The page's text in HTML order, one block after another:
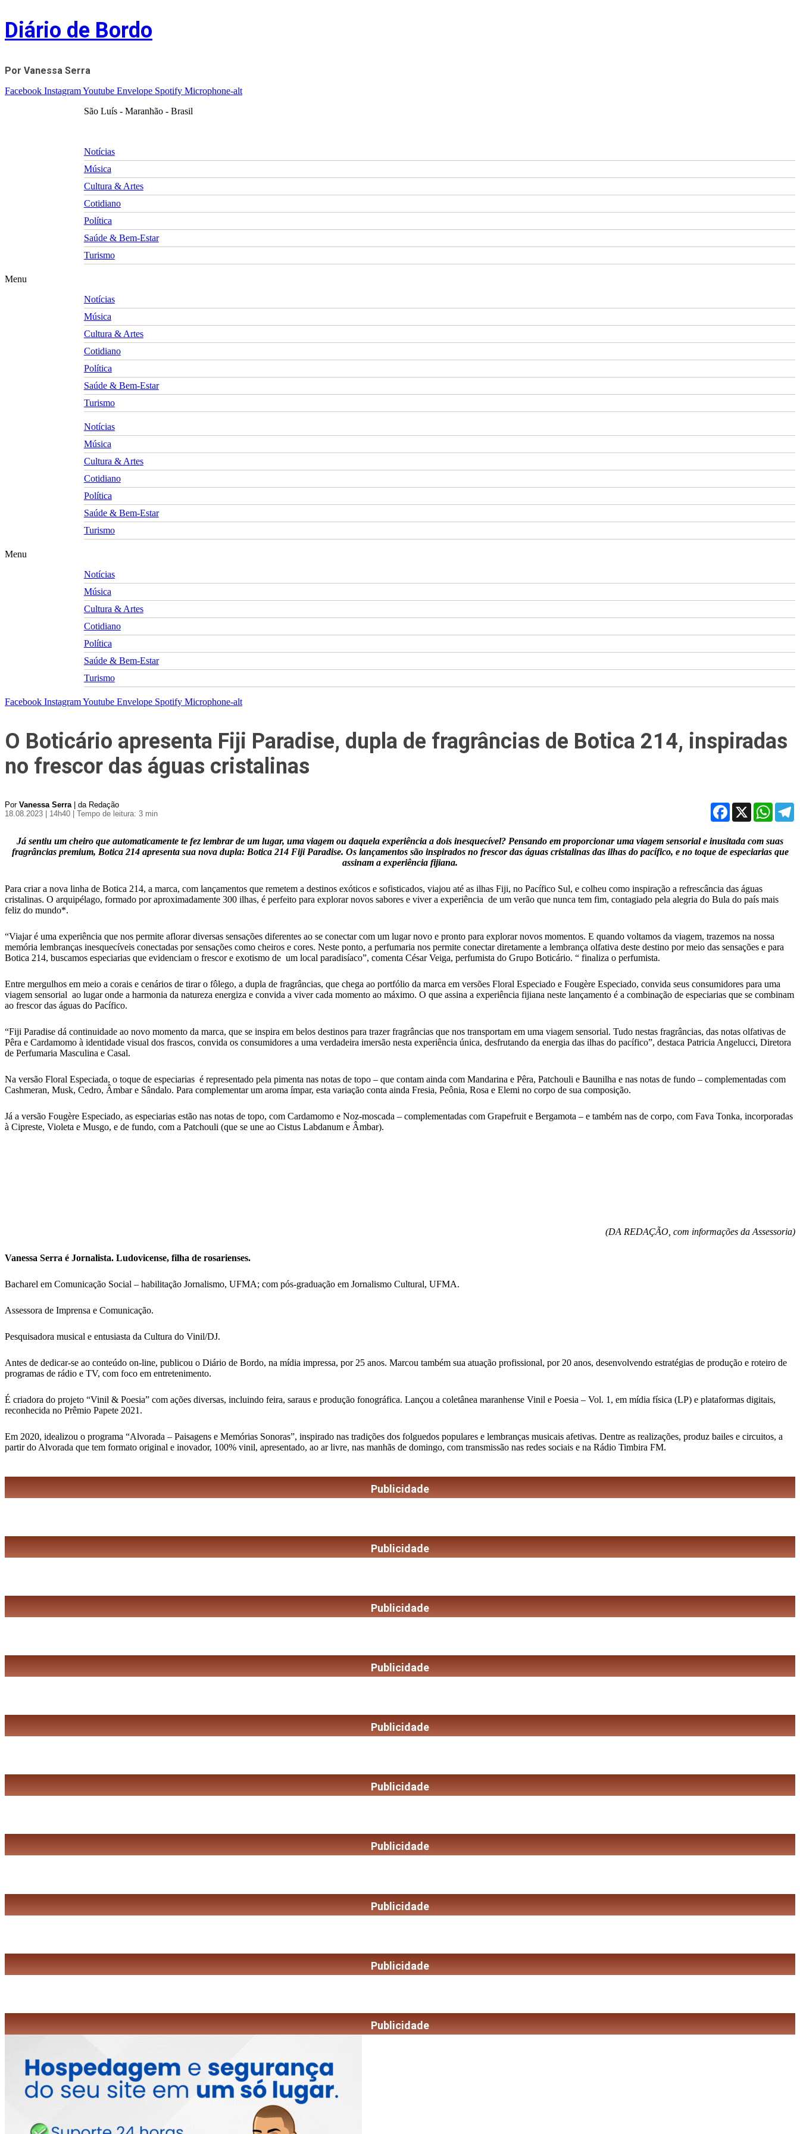
Skip
to
content
Diário de Bordo
Por Vanessa Serra
Facebook InstagramYoutube Envelope Spotify Microphone-alt
São Luís - Maranhão - Brasil
Notícias
Música
Cultura & Artes
Cotidiano
Política
Saúde & Bem-Estar
Turismo
Menu
Notícias
Música
Cultura & Artes
Cotidiano
Política
Saúde & Bem-Estar
Turismo
Notícias
Música
Cultura & Artes
Cotidiano
Política
Saúde & Bem-Estar
Turismo
Menu
Notícias
Música
Cultura & Artes
Cotidiano
Política
Saúde & Bem-Estar
Turismo
Facebook InstagramYoutube Envelope Spotify Microphone-alt
O Boticário apresenta Fiji Paradise, dupla de fragrâncias de Botica 214, inspiradas
no frescor das águas cristalinas
Por Vanessa Serra| da Redação
18.08.2023 | 14h40
| Tempo de leitura: 3 min
Facebook
X
Já sentiu um cheiro que automaticamente te fez lembrar de um lugar, uma viagem ou daquela experiência a dois inesquecível? Pensando em proporcionar uma viagem sensorial e inusitada com suas
fragrâncias premium, Botica 214 apresenta sua nova dupla: Botica 214 Fiji Paradise. Os lançamentos são inspirados no frescor das águas cristalinas das ilhas do pacífico, e no toque de especiarias que
assinam a experiência fijiana.
Para criar a nova linha de Botica 214, a marca, com lançamentos que remetem a destinos exóticos e sofisticados, viajou até as ilhas Fiji, no Pacífico Sul, e colheu como inspiração a refrescância das águas
cristalinas. O arquipélago, formado por aproximadamente 300 ilhas, é perfeito para explorar novos sabores e viver a experiência de um verão que nunca tem fim, contagiado pela alegria do Bula do país mais
feliz do mundo*.
“Viajar é uma experiência que nos permite aflorar diversas sensações diferentes ao se conectar com um lugar novo e pronto para explorar novos momentos. E quando voltamos da viagem, trazemos na nossa
memória lembranças inesquecíveis conectadas por sensações como cheiros e cores. Neste ponto, a perfumaria nos permite conectar diretamente a lembrança olfativa deste destino por meio das sensações e para
Botica 214, buscamos especiarias que evidenciam o frescor e exotismo de um local paradisíaco”, comenta César Veiga, perfumista do Grupo Boticário. “ finaliza o perfumista.
Entre mergulhos em meio a corais e cenários de tirar o fôlego, a dupla de fragrâncias, que chega ao portfólio da marca em versões Floral Especiado e Fougère Especiado, convida seus consumidores para uma
viagem sensorial ao lugar onde a harmonia da natureza energiza e convida a viver cada momento ao máximo. O que assina a experiência fijiana neste lançamento é a combinação de especiarias que se combinam
ao frescor das águas do Pacífico.
“Fiji Paradise dá continuidade ao novo momento da marca, que se inspira em belos destinos para trazer fragrâncias que nos transportam em uma viagem sensorial. Tudo nestas fragrâncias, das notas olfativas de
Pêra e Cardamomo à identidade visual dos frascos, convida os consumidores a uma verdadeira imersão nesta experiência única, desfrutando da energia das ilhas do pacífico”, destaca Patricia Angelucci, Diretora
de Perfumaria Masculina e Casal.
Na versão Floral Especiada, o toque de especiarias é representado pela pimenta nas notas de topo – que contam ainda com Mandarina e Pêra, Patchouli e Baunilha e nas notas de fundo – complementadas com
Cashmeran, Musk, Cedro, Âmbar e Sândalo. Para complementar um aroma ímpar, esta variação conta ainda Fresia, Peônia, Rosa e Elemi no corpo de sua composição.
Já a versão Fougère Especiado, as especiarias estão nas notas de topo, com Cardamomo e Noz-moscada – complementadas com Grapefruit e Bergamota – e também nas de corpo, com Fava Tonka, incorporadas
à Cipreste, Violeta e Musgo, e de fundo, com a Patchouli (que se une ao Cistus Labdanum e Âmbar).
(DA REDAÇÃO, com informações da Assessoria)
Vanessa Serra é Jornalista. Ludovicense, filha de rosarienses.
Bacharel em Comunicação Social – habilitação Jornalismo, UFMA; com pós-graduação em Jornalismo Cultural, UFMA.
Assessora de Imprensa e Comunicação.
Pesquisadora musical e entusiasta da Cultura do Vinil/DJ.
Antes de dedicar-se ao conteúdo on-line, publicou o Diário de Bordo, na mídia impressa, por 25 anos. Marcou também sua atuação profissional, por 20 anos, desenvolvendo estratégias de produção e roteiro de
programas de rádio e TV, com foco em entretenimento.
É criadora do projeto “Vinil & Poesia” com ações diversas, incluindo feira, saraus e produção fonográfica. Lançou a coletânea maranhense Vinil e Poesia – Vol. 1, em mídia física (LP) e plataformas digitais,
reconhecida no Prêmio Papete 2021.
Em 2020, idealizou o programa “Alvorada – Paisagens e Memórias Sonoras”, inspirado nas tradições dos folguedos populares e lembranças musicais afetivas. Dentre as realizações, produz bailes e circuitos, a
partir do Alvorada que tem formato original e inovador, 100% vinil, apresentado, ao ar livre, nas manhãs de domingo, com transmissão nas redes sociais e na Rádio Timbira FM.
Publicidade
Publicidade
Publicidade
Publicidade
Publicidade
Publicidade
Publicidade
Publicidade
Publicidade
Publicidade